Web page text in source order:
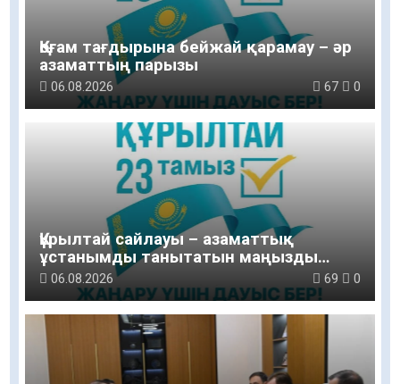
Қоғам тағдырына бейжай қарамау – әр
азаматтың парызы
06.08.2026 67 0
Құрылтай сайлауы – азаматтық
ұстанымды танытатын маңызды
қадам
06.08.2026 69 0